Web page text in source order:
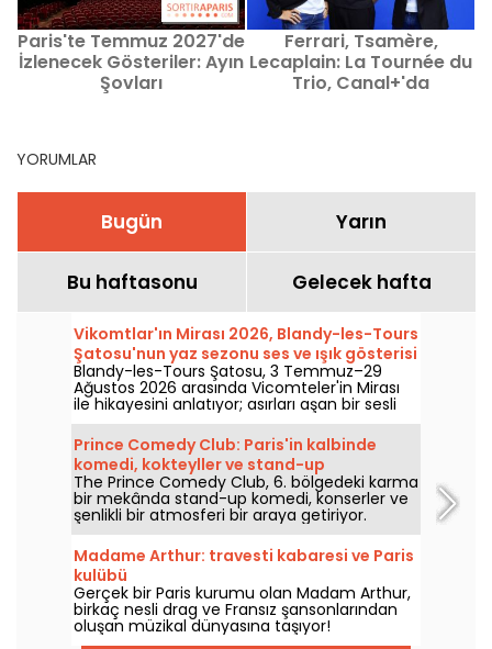
Paris'te Temmuz 2027'de
İzlenecek Gösteriler: Ayın
Şovları
Ferrari, Tsamère,
Lecaplain: La Tournée du
Trio, Canal+'da
YORUMLAR
Bugün Yarın
Bu haftasonu Gelecek hafta
Vikomtlar'ın Mirası 2026, Blandy-les-Tours
Şatosu'nun yaz sezonu ses ve ışık gösterisi
Blandy-les-Tours Şatosu, 3 Temmuz–29
Ağustos 2026 arasında Vicomteler'in Mirası
ile hikayesini anlatıyor; asırları aşan bir sesli
ve ışık gösterisiyle bu ortaçağ kalesini
keşfetmeye davet ediyor. Biz de keşfe çıktık;
işte size nelerin sizi beklediğine dair bir kesit.
Prince Comedy Club: Paris'in kalbinde
komedi, kokteyller ve stand-up
The Prince Comedy Club, 6. bölgedeki karma
bir mekânda stand-up komedi, konserler ve
şenlikli bir atmosferi bir araya getiriyor.
Kahkaha ve iyi mizah dolu akşamlar için
keşfedilecek bir adres.
Madame Arthur: travesti kabaresi ve Paris
kulübü
Gerçek bir Paris kurumu olan Madam Arthur,
birkaç nesli drag ve Fransız şansonlarından
oluşan müzikal dünyasına taşıyor!